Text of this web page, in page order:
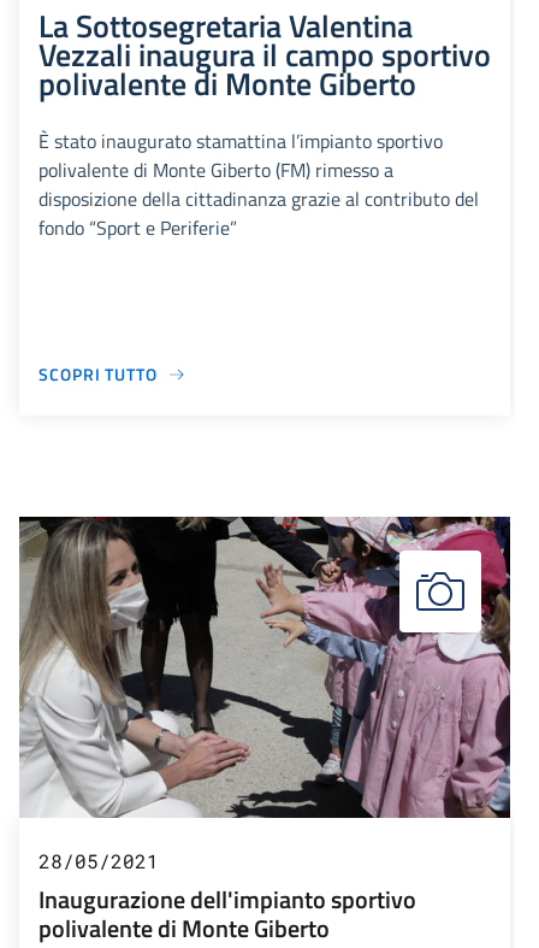
La Sottosegretaria Valentina
Vezzali inaugura il campo sportivo
polivalente di Monte Giberto
È stato inaugurato stamattina l’impianto sportivo
polivalente di Monte Giberto (FM) rimesso a
disposizione della cittadinanza grazie al contributo del
fondo “Sport e Periferie”
SCOPRI TUTTO
28/05/2021
Inaugurazione dell'impianto sportivo
polivalente di Monte Giberto